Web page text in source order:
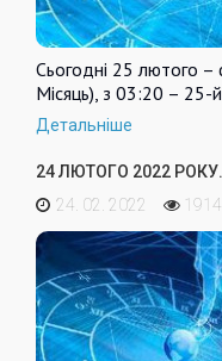
Сьогодні 25 лютого –
Місяць), з 03:20 – 25-
Детальніше
24 ЛЮТОГО 2022
24. 02. 2022